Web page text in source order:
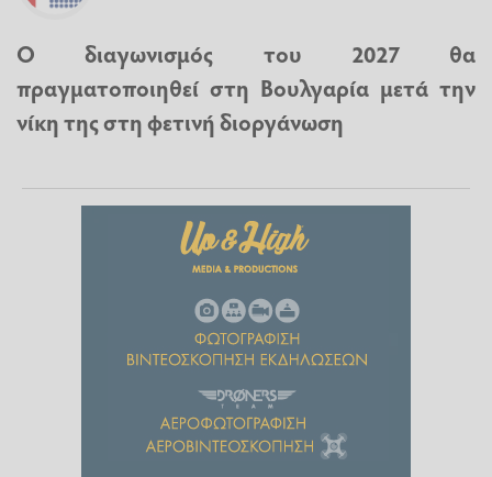
Ο διαγωνισμός του 2027 θα
πραγματοποιηθεί στη Βουλγαρία μετά την
νίκη της στη φετινή διοργάνωση